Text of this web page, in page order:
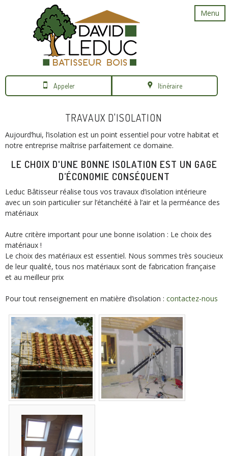
Menu
Appeler Itinéraire
TRAVAUX D'ISOLATION
Aujourd’hui, l’isolation est un point essentiel pour votre habitat et
notre entreprise maîtrise parfaitement ce domaine.
LE CHOIX D'UNE BONNE ISOLATION EST UN GAGE
D’ÉCONOMIE CONSÉQUENT
Leduc Bâtisseur réalise tous vos travaux d’isolation intérieure
avec un soin particulier sur l’étanchéité à l’air et la perméance des
matériaux
Autre critère important pour une bonne isolation : Le choix des
matériaux !
Le choix des matériaux est essentiel. Nous sommes très soucieux
de leur qualité, tous nos matériaux sont de fabrication française
et au meilleur prix
Pour tout renseignement en matière d’isolation : contactez-nous